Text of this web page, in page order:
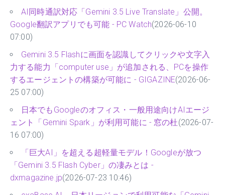
AI同時通訳対応「Gemini 3.5 Live Translate」公開。
Google翻訳アプリでも可能 - PC Watch(2026-06-10
07:00)
Gemini 3.5 Flashに画面を認識してクリックや文字入
力する能力「computer use」が追加される、PCを操作
するエージェントの構築が可能に - GIGAZINE(2026-06-
25 07:00)
日本でもGoogleのオフィス・一般用途向けAIエージ
ェント「Gemini Spark」が利用可能に - 窓の杜(2026-07-
16 07:00)
「巨大AI」を超える超軽量モデル！Googleが放つ
「Gemini 3.5 Flash Cyber」の凄みとは -
dxmagazine.jp(2026-07-23 10:46)